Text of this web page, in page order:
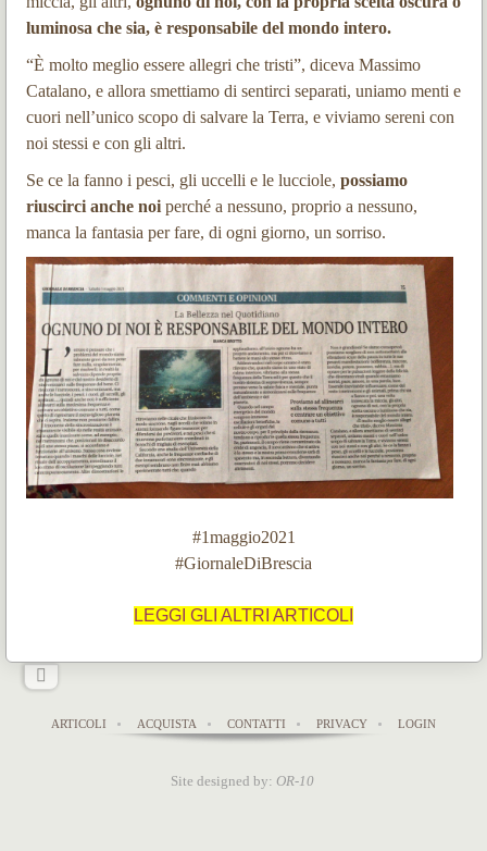
luminosa che sia, è responsabile del mondo intero.
“È molto meglio essere allegri che tristi”, diceva Massimo
Catalano, e allora smettiamo di sentirci separati, uniamo menti e
cuori nell’unico scopo di salvare la Terra, e viviamo sereni con
noi stessi e con gli altri.
Se ce la fanno i pesci, gli uccelli e le lucciole, possiamo
riuscirci anche noiperché a nessuno, proprio a nessuno,
manca la fantasia per fare, di ogni giorno, un sorriso.
#1maggio2021
#GiornaleDiBrescia
LEGGI GLI ALTRI ARTICOLI
ARTICOLI ACQUISTA CONTATTI PRIVACY LOGIN
Site designed by: OR-10